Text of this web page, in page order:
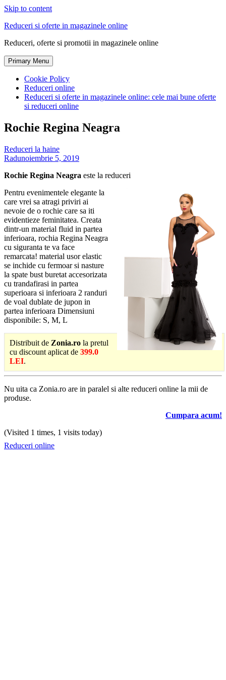
Skip to content
Reduceri si oferte in magazinele online
Reduceri, oferte si promotii in magazinele online
Primary Menu
Cookie Policy
Reduceri online
Reduceri si oferte in magazinele online: cele mai bune oferte
si reduceri online
Rochie Regina Neagra
Reduceri la haine
Radunoiembrie 5, 2019
Rochie Regina Neagra este la reduceri
Pentru evenimentele elegante la
care vrei sa atragi priviri ai
nevoie de o rochie care sa iti
evidentieze feminitatea. Creata
dintr-un material fluid in partea
inferioara, rochia Regina Neagra
cu siguranta te va face
remarcata! material usor elastic
se inchide cu fermoar si nasture
la spate bust buretat accesorizata
cu trandafirasi in partea
superioara si inferioara 2 randuri
de voal dublate de jupon in
partea inferioara Dimensiuni
disponibile: S, M, L
Distribuit de Zonia.ro la pretul
cu discount aplicat de 399.0
LEI.
Nu uita ca Zonia.ro are in paralel si alte reduceri online la mii de
produse.
Cumpara acum!
(Visited 1 times, 1 visits today)
Reduceri online